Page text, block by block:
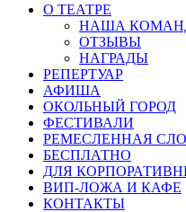
О ТЕАТРЕ
НАША
ОТЗЫВЫ
НАГРАДЫ
РЕПЕРТУАР
АФИША
ОКОЛЬНЫЙ ГОРОД
ФЕСТИВАЛИ
РЕМЕСЛЕННАЯ
БЕСПЛАТНО
ДЛЯ
ВИП-ЛОЖА И КАФЕ
КОНТАКТЫ